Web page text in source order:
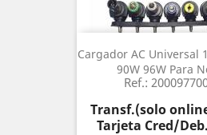
Cargador AC Universal
90W 96W Para
Ref.:
Precio
Transf.(solo
Tarjeta Cred/